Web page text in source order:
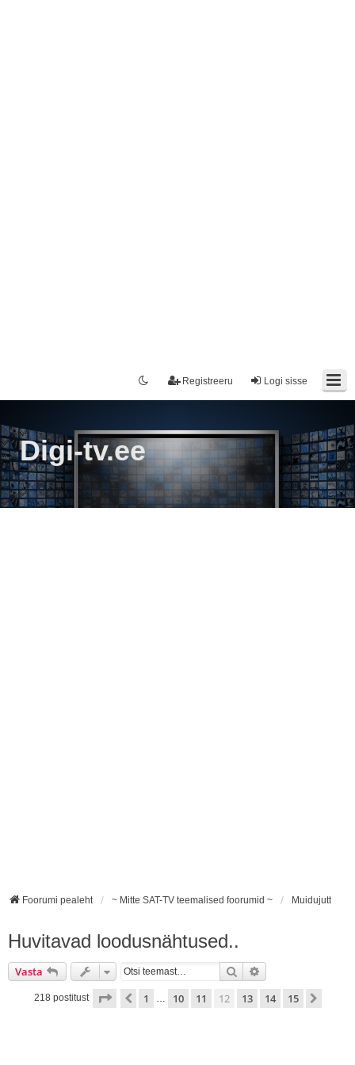
Logi sisse
Registreeru
Digi-tv.ee
Foorumi pealeht ~ Mitte SAT-TV teemalised foorumid ~ Muidujutt
Huvitavad loodusnähtused..
Vasta Otsi
218 postitust 12 . leht 15-st
Eelmine
1 … 10 11 12 13 14 15